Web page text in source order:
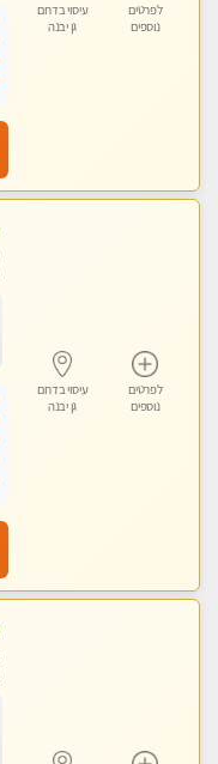
לפרטים
נוספים
עיסוי בדרום
גן יבנה
לפרטים
נוספים
עיסוי בדרום
גן יבנה